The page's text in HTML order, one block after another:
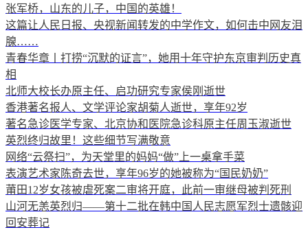
张军桥，山东的儿子，中国的英雄！
这篇让人民日报、央视新闻转发的中学作文，如何击中网友泪
腺……
青春华章丨打捞“沉默的证言”，她用十年守护东京审判历史真
相
北师大校长办原主任、启功研究专家侯刚逝世
香港著名报人、文学评论家胡菊人逝世，享年92岁
著名急诊医学专家、北京协和医院急诊科原主任周玉淑逝世
英烈终归故里！这些细节写满敬意
网络“云祭扫”，为天堂里的妈妈“做”上一桌拿手菜
表演艺术家陈奇去世，享年96岁的她被称为“国民奶奶”
莆田12岁女孩被虐死案二审将开庭，此前一审继母被判死刑
山河无恙英烈归——第十二批在韩中国人民志愿军烈士遗骸迎
回安葬记